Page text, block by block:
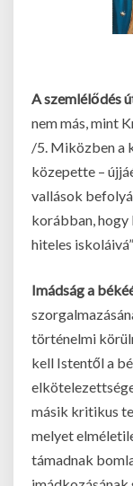
A szemlélődés
nem más, mint
/5. Miközben a
közepette –
vallások
korábban, hogy
hiteles
Imádság a
történelmi
kell Istentől a
másik kritikus
melyet
támadnak